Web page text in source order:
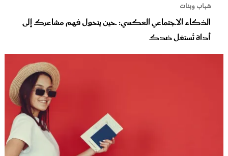
شباب وبنات
الذكاء الاجتماعي العكسي: حين يتحول فهم مشاعرك إلى
أداة تُستغل ضدك